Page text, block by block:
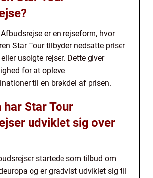
er en rejseform, hvor
Star Tour tilbyder nedsatte priser
usolgte rejser. Dette giver
for at opleve
til en brøkdel af prisen.
har Star Tour
udviklet sig over
startede som tilbud om
og er gradvist udviklet sig til